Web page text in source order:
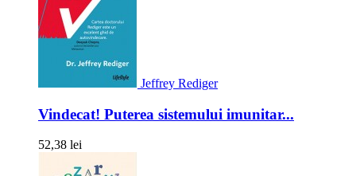
Jeffrey Rediger
Vindecat! Puterea sistemului imunitar...
52,38 lei